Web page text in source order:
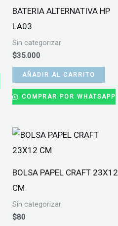
BATERIA ALTERNATIVA HP
LA03
Sin categorizar
$35.000
AÑADIR AL CARRITO
COMPRAR POR WHATSAPP
BOLSA PAPEL CRAFT 23X12
CM
Sin categorizar
$80